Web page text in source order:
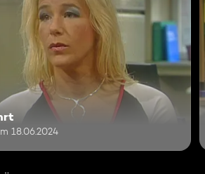
18.06.2024